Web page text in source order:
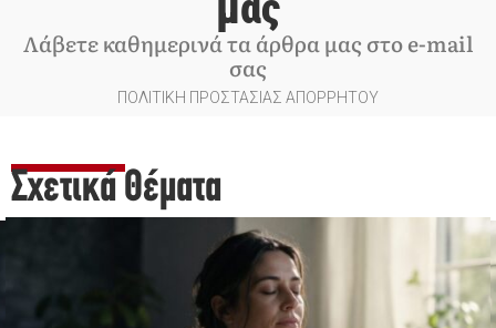
Λάβετε καθημερινά τα άρθρα μας στο e-mail
σας
ΠΟΛΙΤΙΚΗ ΠΡΟΣΤΑΣΙΑΣ ΑΠΟΡΡΗΤΟΥ
Σχετικά Θέματα